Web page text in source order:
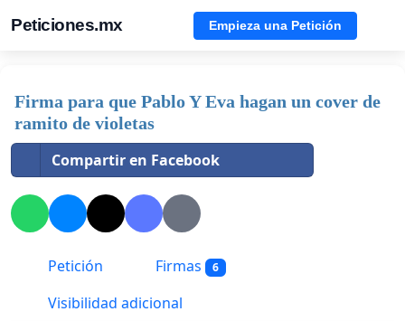
Peticiones.mx Empieza una Petición
Firma para que Pablo Y Eva hagan un cover de
ramito de violetas
Compartir en Facebook
Petición Firmas 6
Visibilidad adicional